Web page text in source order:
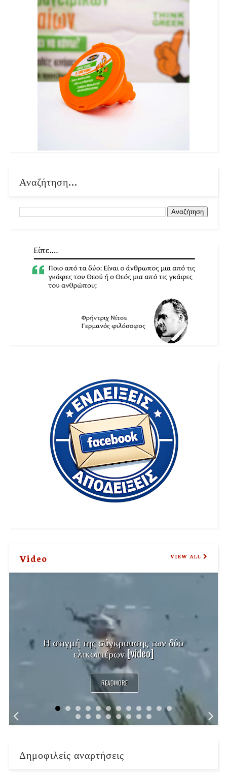
Αναζήτηση...
Video VIEW ALL
Η στιγμή της σύγκρουσης των δύο
ελικοπτέρων [video]
READMORE
Δημοφιλείς αναρτήσεις